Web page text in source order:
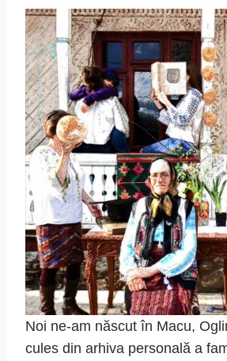
Noi ne-am născut în Macu,
cules din arhiva personală a